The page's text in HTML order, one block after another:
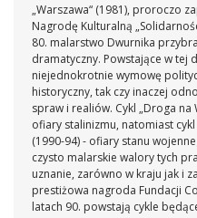
„Warszawa“ (1981), proroczo
Nagrodę Kulturalną
80. malarstwo Dwurnika
dramatyczny. Powstające w tej
niejednokrotnie wymowę
historyczny, tak czy inaczej
spraw i realiów. Cykl „Droga na
ofiary stalinizmu, natomiast
(1990-94) - ofiary stanu
czysto malarskie walory tych
uznanie, zarówno w kraju jak i
prestiżowa nagroda Fundacji
latach 90. powstają cykle